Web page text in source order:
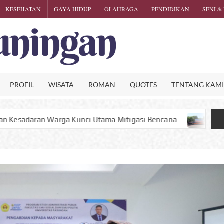
KESEHATAN GAYA HIDUP OLAHRAGA PENDIDIKAN SENI &
PROFIL WISATA ROMAN QUOTES TENTANG KAMI
Utama Mitigasi Bencana Satu Puntung Rokok